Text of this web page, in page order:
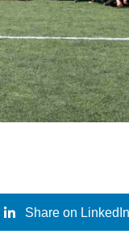
Share on LinkedIn